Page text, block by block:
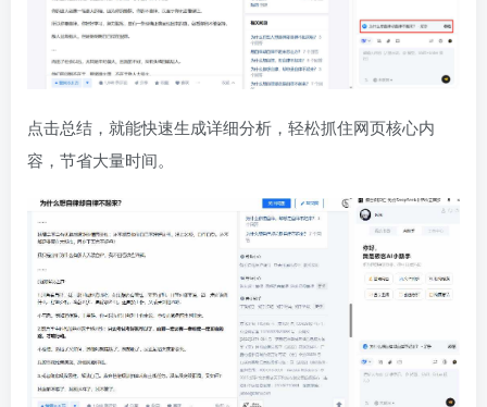
点击总结，就能快速生成详细分析，轻松抓住网页核心内
容，节省大量时间。